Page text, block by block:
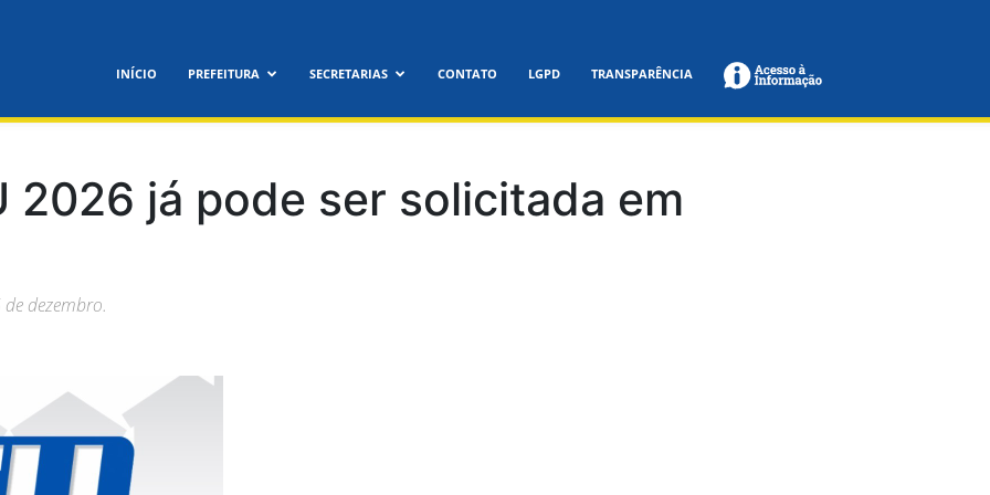
INÍCIO PREFEITURA SECRETARIAS CONTATO LGPD TRANSPARÊNCIA
2026 já pode ser solicitada em
dezembro.